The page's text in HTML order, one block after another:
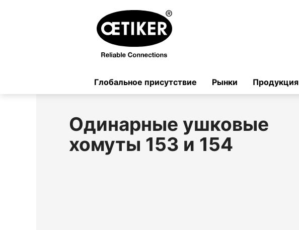
Глобальное присутствие Рынки Продукция
Одинарные ушковые
хомуты 153 и 154